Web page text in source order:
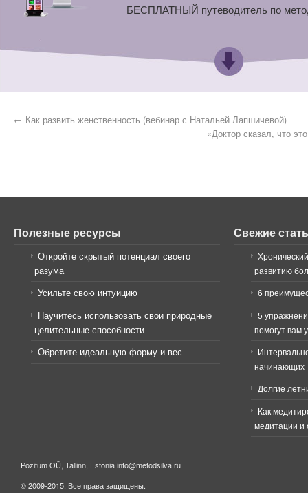
БЕСПЛАТНЫЙ путеводитель по
← Как развить женственность (вебинар с Натальей Лапшичевой)
«Доктор сказал, что
Полезные ресурсы
Откройте скрытый потенциал своего
разума
Усильте свою интуицию
Научитесь использовать свои природные
целительные способности
Обретите идеальную форму и вес
Свежие
развитию
6
5
помогут вам
начинающих
Долгие
Как
медитации и
Pozitum OÜ, Tallinn, Estonia info@metodsilva.ru
© 2009-2015. Все права защищены.